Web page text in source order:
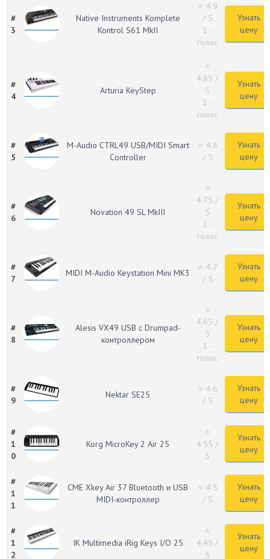
#
3
Native Instruments Komplete
Kontrol S61 MkII
⭐ 4.9
/ 5
1 -
голос
Узнать
цену
#
4
Arturia KeyStep
⭐
4.85 /
5
1 -
голос
Узнать
цену
#
5
M-Audio CTRL49 USB/MIDI Smart
Controller
⭐ 4.8
/ 5
Узнать
цену
#
6
Novation 49 SL MkIII
⭐
4.75 /
5
1 -
голос
Узнать
цену
#
7
MIDI M-Audio Keystation Mini MK3
⭐ 4.7
/ 5
Узнать
цену
#
8
Alesis VX49 USB c Drumpad-
контроллером
⭐
4.65 /
5
1 -
голос
Узнать
цену
#
9
Nektar SE25
⭐ 4.6
/ 5
Узнать
цену
#
1
0
Korg MicroKey 2 Air 25
⭐
4.55 /
5
Узнать
цену
#
1
1
CME Xkey Air 37 Bluetooth и USB
MIDI-контроллер
⭐ 4.5
/ 5
Узнать
цену
#
1
2
IK Multimedia iRig Keys I/O 25
⭐
4.45 /
5
Узнать
цену